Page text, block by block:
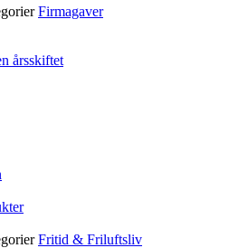
Firmagaver
årsskiftet
Fritid & Friluftsliv